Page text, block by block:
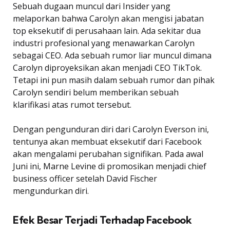
Sebuah dugaan muncul dari Insider yang
melaporkan bahwa Carolyn akan mengisi jabatan
top eksekutif di perusahaan lain. Ada sekitar dua
industri profesional yang menawarkan Carolyn
sebagai CEO. Ada sebuah rumor liar muncul dimana
Carolyn diproyeksikan akan menjadi CEO TikTok.
Tetapi ini pun masih dalam sebuah rumor dan pihak
Carolyn sendiri belum memberikan sebuah
klarifikasi atas rumot tersebut.
Dengan pengunduran diri dari Carolyn Everson ini,
tentunya akan membuat eksekutif dari Facebook
akan mengalami perubahan signifikan. Pada awal
Juni ini, Marne Levine di promosikan menjadi chief
business officer setelah David Fischer
mengundurkan diri.
Efek Besar Terjadi Terhadap Facebook